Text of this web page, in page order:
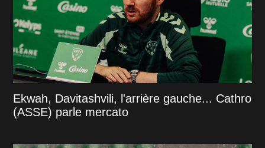
Ekwah, Davitashvili, l'arrière gauche... Cathro
(ASSE) parle mercato